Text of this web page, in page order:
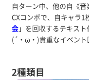
自ターン中、他の自《音
CXコンボで、自キャラ
会」を回収するテキスト
(´・ω・)貴重なイベント
2種類目